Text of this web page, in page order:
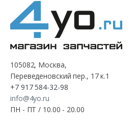
105082, Москва,
Переведеновский пер., 17 к.1
+7 917 584-32-98
info@4yo.ru
ПН - ПТ / 10.00 - 20.00